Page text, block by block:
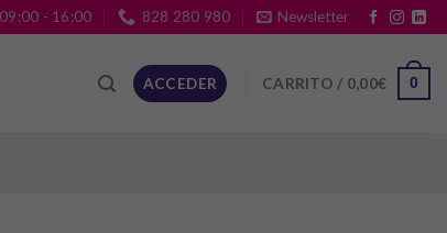
09:00 - 16:00 828 280 980 Newsletter
ACCEDER CARRITO / 0,00€ 0